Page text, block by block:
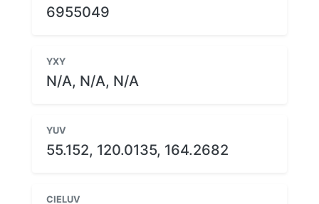
6955049
YXY
N/A, N/A, N/A
YUV
55.152, 120.0135, 164.2682
CIELUV